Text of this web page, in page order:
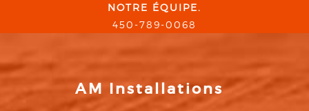
NOTRE ÉQUIPE.
450-789-0068
AM Installations